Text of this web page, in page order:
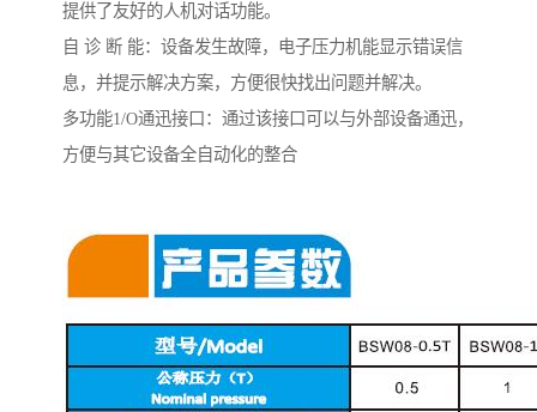
提供了友好的人机对话功能。
自 诊 断 能：设备发生故障，电子压力机能显示错误信
息，并提示解决方案，方便很快找出问题并解决。
多功能1/O通迅接口：通过该接口可以与外部设备通迅，
方便与其它设备全自动化的整合